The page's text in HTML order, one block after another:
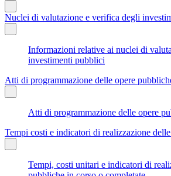
Nuclei di valutazione e verifica degli
Informazioni relative ai nuclei di
investimenti pubblici
Atti di programmazione delle opere
Atti di programmazione delle opere
Tempi costi e indicatori di realizzazione
Tempi, costi unitari e indicatori di